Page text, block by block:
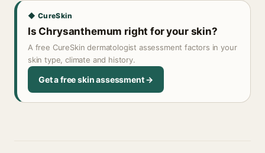
◆ CureSkin
Is Chrysanthemum right for your skin?
A free CureSkin dermatologist assessment factors in your
skin type, climate and history.
Get a free skin assessment →